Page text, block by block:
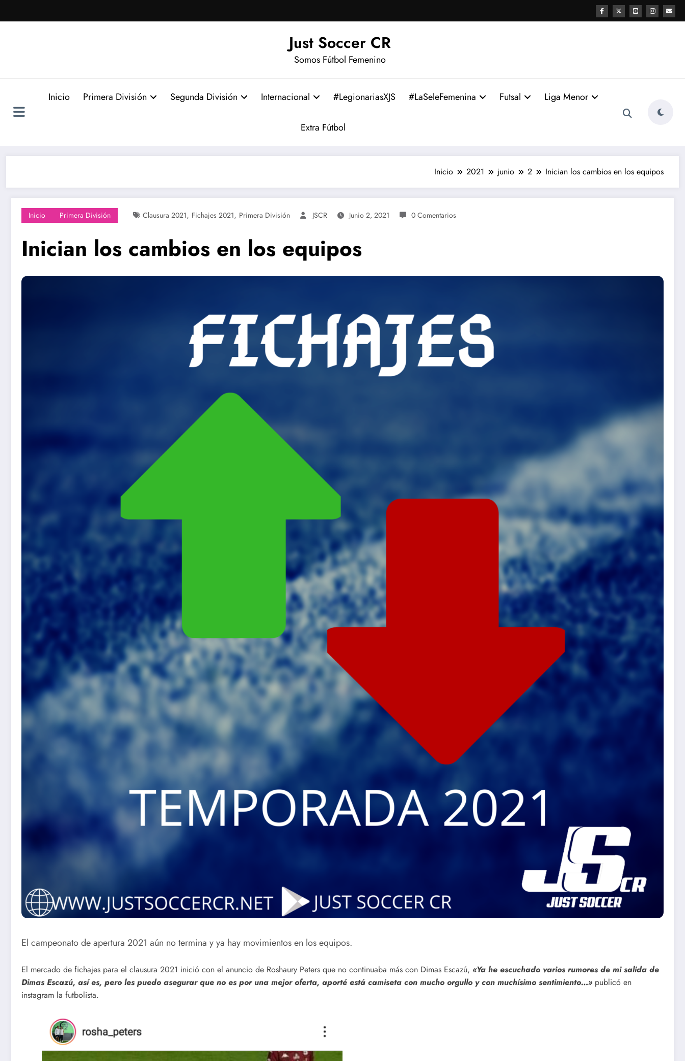
al
Just Soccer CR
Somos Fútbol Femenino
Inicio Primera División Segunda División Internacional #LegionariasXJS #LaSeleFemenina Futsal Liga Menor
Extra Fútbol
Inicio 2021 junio 2 Inician los cambios en los equipos
Inicio Primera División Clausura 2021, Fichajes 2021, Primera División JSCR Junio 2, 2021 0 Comentarios
Inician los cambios en los equipos
El campeonato de apertura 2021 aún no termina y ya hay movimientos en los equipos.
El mercado de fichajes para el clausura 2021 inició con el anuncio de Roshaury Peters que no continuaba más con Dimas Escazú, «Ya he escuchado varios rumores de mi salida de
Dimas Escazú, así es, pero les puedo asegurar que no es por una mejor oferta, aporté está camiseta con mucho orgullo y con muchísimo sentimiento…» publicó en
instagram la futbolista.